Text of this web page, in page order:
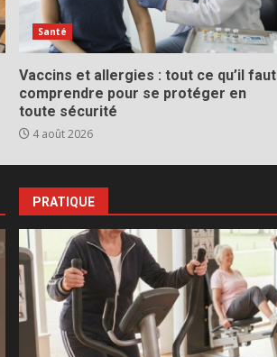
Santé
Vaccins et allergies : tout ce qu’il faut
comprendre pour se protéger en
toute sécurité
4 août 2026
PRATIQUE